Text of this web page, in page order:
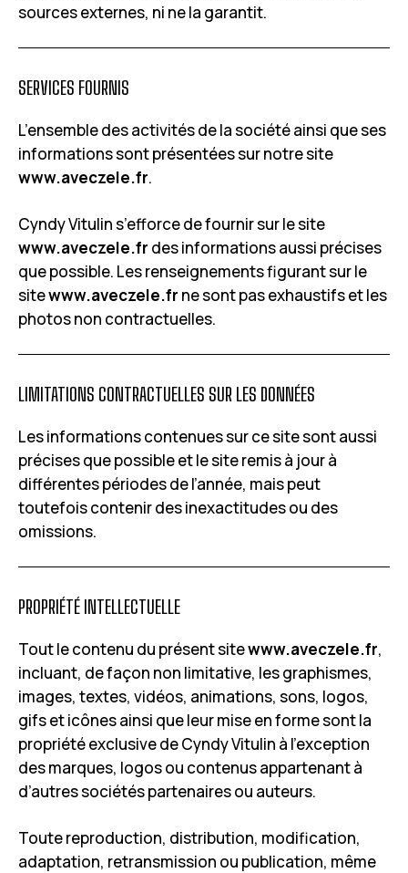
sources externes, ni ne la garantit.
SERVICES FOURNIS
L’ensemble des activités de la société ainsi que ses
informations sont présentées sur notre site
www.aveczele.fr.
Cyndy Vitulin s’efforce de fournir sur le site
www.aveczele.fr des informations aussi précises
que possible. Les renseignements figurant sur le
sitewww.aveczele.fr ne sont pas exhaustifs et les
photos non contractuelles.
LIMITATIONS CONTRACTUELLES SUR LES DONNÉES
Les informations contenues sur ce site sont aussi
précises que possible et le site remis à jour à
différentes périodes de l’année, mais peut
toutefois contenir des inexactitudes ou des
omissions.
PROPRIÉTÉ INTELLECTUELLE
Tout le contenu du présent sitewww.aveczele.fr,
incluant, de façon non limitative, les graphismes,
images, textes, vidéos, animations, sons, logos,
gifs et icônes ainsi que leur mise en forme sont la
propriété exclusive de Cyndy Vitulin à l’exception
des marques, logos ou contenus appartenant à
d’autres sociétés partenaires ou auteurs.
Toute reproduction, distribution, modification,
adaptation, retransmission ou publication, même